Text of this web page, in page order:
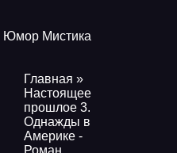
Юмор Мистика
Главная »
Настоящее
прошлое 3.
Однажды в
Америке -
Роман